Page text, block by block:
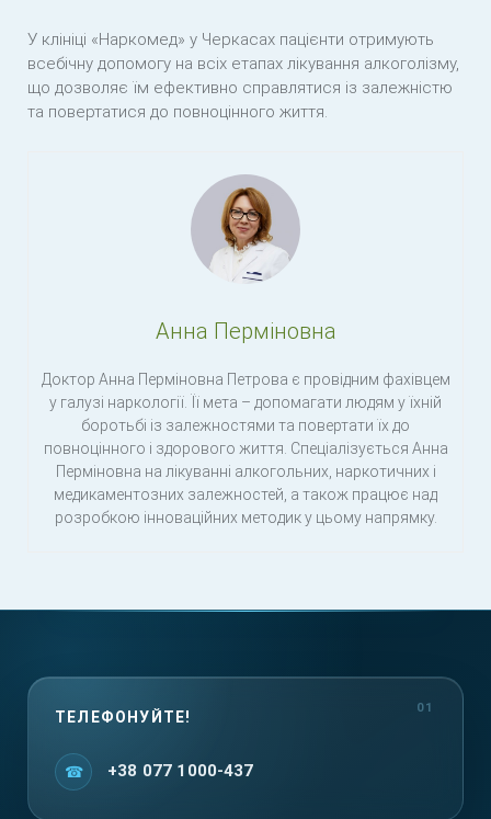
У клініці «Наркомед» у Черкасах пацієнти отримують
всебічну допомогу на всіх етапах лікування алкоголізму,
що дозволяє їм ефективно справлятися із залежністю
та повертатися до повноцінного життя.
Анна Перміновна
Доктор Анна Перміновна Петрова є провідним фахівцем
у галузі наркології. Її мета – допомагати людям у їхній
боротьбі із залежностями та повертати їх до
повноцінного і здорового життя. Спеціалізується Анна
Перміновна на лікуванні алкогольних, наркотичних і
медикаментозних залежностей, а також працює над
розробкою інноваційних методик у цьому напрямку.
ТЕЛЕФОНУЙТЕ!
+38 077 1000-437